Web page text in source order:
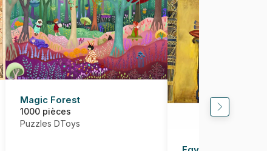
Magic Forest
1000 pièces
Puzzles DToys